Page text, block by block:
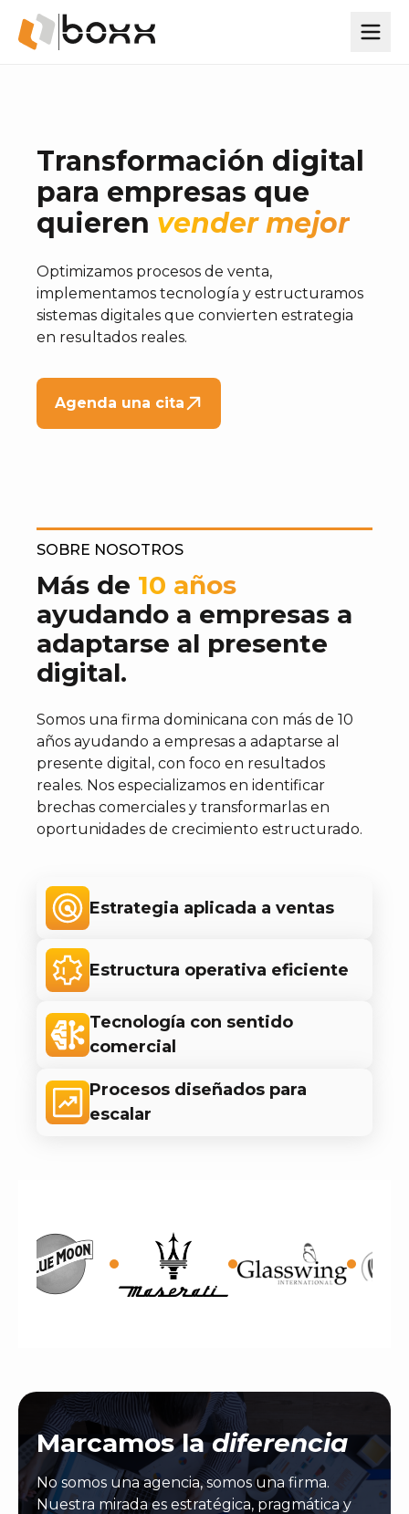
Transformación digital
para empresas que
quieren vender mejor
Optimizamos procesos de venta,
implementamos tecnología y estructuramos
sistemas digitales que convierten estrategia
en resultados reales.
Agenda una cita
SOBRE NOSOTROS
Más de 10 años
ayudando a empresas a
adaptarse al presente
digital.
Somos una firma dominicana con más de 10
años ayudando a empresas a adaptarse al
presente digital, con foco en resultados
reales. Nos especializamos en identificar
brechas comerciales y transformarlas en
oportunidades de crecimiento estructurado.
Estrategia aplicada a ventas
Estructura operativa eficiente
Tecnología con sentido
comercial
Procesos diseñados para
escalar
Marcamos ladiferencia
No somos una agencia, somos una firma.
Nuestra mirada es estratégica, pragmática y